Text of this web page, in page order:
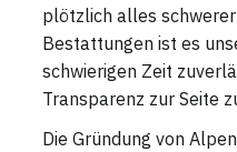
plötzlich alles
Bestattungen ist es
schwierigen Zeit
Transparenz zur Seite
Die Gründung von